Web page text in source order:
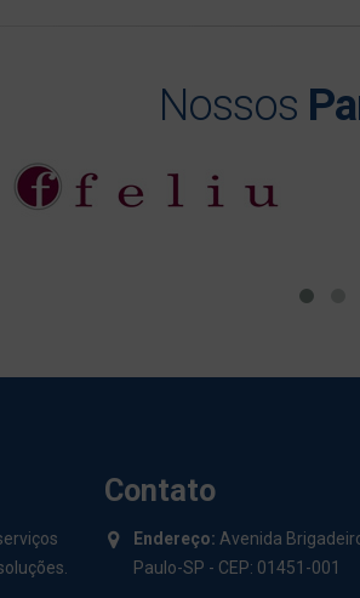
Nossos
Contato
Endereço: Avenida
Paulo-SP - CEP: 01451-001